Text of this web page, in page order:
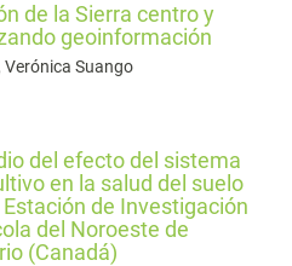
de la Sierra centro y
geoinformación
Verónica Suango
del efecto del sistema
en la salud del suelo
de Investigación
del Noroeste de
(Canadá)